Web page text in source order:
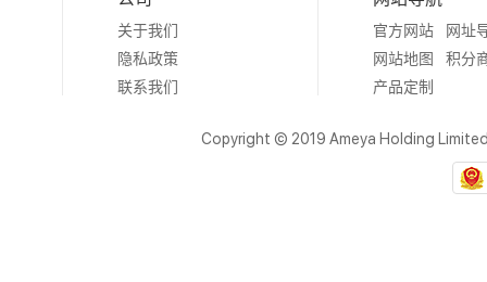
关于我们
隐私政策
联系我们
官方网站
网址
网站地图
积分
产品定制
Copyright © 2019 Ameya Holding